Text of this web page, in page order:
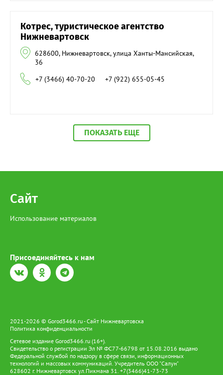
Котрес, туристическое агентство
Нижневартовск
628600, Нижневартовск, улица Ханты-Мансийская,
36
+7 (3466) 40-70-20
+7 (922) 655-05-45
ПОКАЗАТЬ ЕЩЕ
Сайт
Использование материалов
Присоединяйтесь к нам
2021-2026 © Gorod3466.ru - Сайт Нижневартовска
Политика конфиденциальности
Сетевое издание Gorod3466.ru (16+).
Свидетельство о регистрации Эл № ФС77-66798 от 15.08.2016 выдано
Федеральной службой по надзору в сфере связи, информационных
технологий и массовых коммуникаций. Учредитель ООО "Салун"
628602 г. Нижневартовск ул.Пикмана 31. +7(3466)41-73-73